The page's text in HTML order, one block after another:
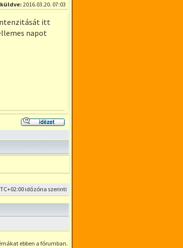
2016.03.20. 07:03
intenzitását itt
napot
Hozzászólás
az
idézésével
időzóna szerinti
ebben a fórumban.